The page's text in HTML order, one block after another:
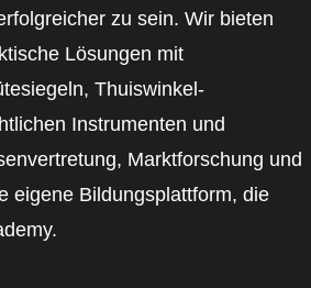
zu sein. Wir bieten
Lösungen mit
Thuiswinkel-
Instrumenten und
Marktforschung und
eigene Bildungsplattform, die